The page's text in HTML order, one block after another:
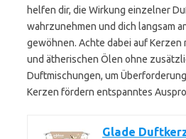
helfen dir, die Wirkung einzelner
wahrzunehmen und dich langsam
gewöhnen. Achte dabei auf Kerzen
und ätherischen Ölen ohne
Duftmischungen, um
Kerzen fördern entspanntes
Glade